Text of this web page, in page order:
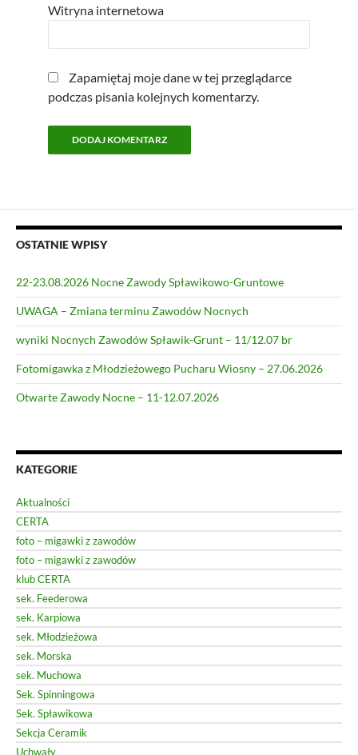
Witryna internetowa
Zapamiętaj moje dane w tej przeglądarce
podczas pisania kolejnych komentarzy.
OSTATNIE WPISY
22-23.08.2026 Nocne Zawody Spławikowo-Gruntowe
UWAGA – Zmiana terminu Zawodów Nocnych
wyniki Nocnych Zawodów Spławik-Grunt – 11/12.07 br
Fotomigawka z Młodzieżowego Pucharu Wiosny – 27.06.2026
Otwarte Zawody Nocne – 11-12.07.2026
KATEGORIE
Aktualności
CERTA
foto – migawki z zawodów
foto – migawki z zawodów
klub CERTA
sek. Feederowa
sek. Karpiowa
sek. Młodzieżowa
sek. Morska
sek. Muchowa
Sek. Spinningowa
Sek. Spławikowa
Sekcja Ceramik
Uchwały